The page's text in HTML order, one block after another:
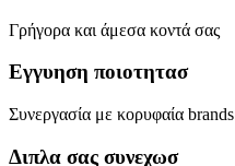
Γρήγορα και άμεσα κοντά σας
Εγγυηση ποιοτητασ
Συνεργασία με κορυφαία brands
Διπλα σας συνεχωσ